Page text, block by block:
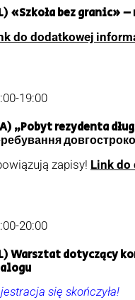
«Szkoła bez
do dodatkowej
19:00
„Pobyt rezydenta
zapisy! Link do
20:00
Warsztat dotyczący
się skończyła!